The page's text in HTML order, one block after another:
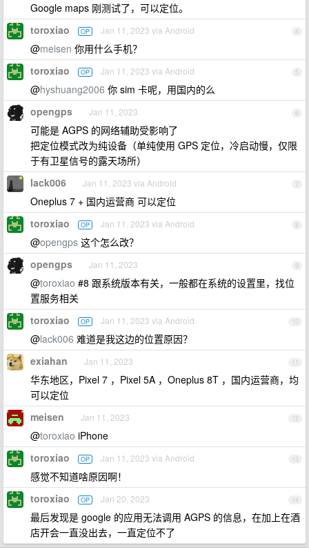
Google maps 刚测试了，可以定位。
4
toroxiao OP Jan 11, 2023 via Android
@meisen 你用什么手机？
5
toroxiao OP Jan 11, 2023 via Android
@hyshuang2006 你 sim 卡呢，用国内的么
6
opengps Jan 11, 2023
可能是 AGPS 的网络辅助受影响了
把定位模式改为纯设备（单纯使用 GPS 定位，冷启动慢，仅限
于有卫星信号的露天场所）
7
lack006 Jan 11, 2023 via Android
Oneplus 7 + 国内运营商 可以定位
8
toroxiao OP Jan 11, 2023 via Android
@opengps 这个怎么改？
9
opengps Jan 11, 2023
@toroxiao #8 跟系统版本有关，一般都在系统的设置里，找位
置服务相关
10
toroxiao OP Jan 11, 2023 via Android
@lack006 难道是我这边的位置原因？
11
exiahan Jan 11, 2023
华东地区，Pixel 7 ，Pixel 5A ，Oneplus 8T ，国内运营商，均
可以定位
12
meisen Jan 11, 2023
@toroxiao iPhone
13
toroxiao OP Jan 11, 2023 via Android
感觉不知道啥原因啊！
14
toroxiao OP Jan 20, 2023
最后发现是 google 的应用无法调用 AGPS 的信息，在加上在酒
店开会一直没出去，一直定位不了